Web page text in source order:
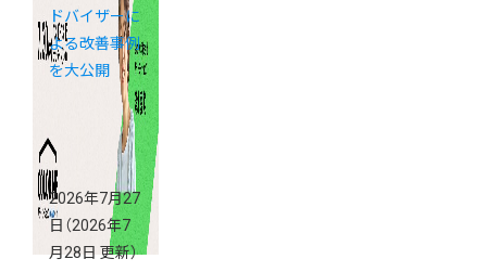
ドバイザーに
よる改善事例
を大公開
2026年7月27
日 （2026年7
月28日 更新）